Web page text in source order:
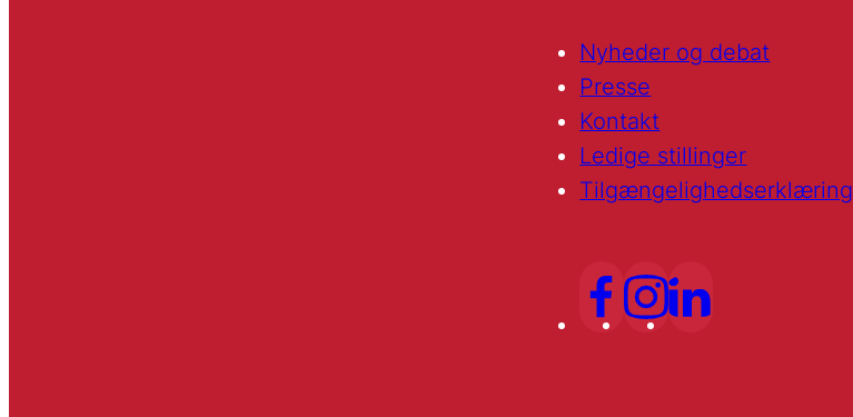
Nyheder og debat
Presse
Kontakt
Ledige stillinger
Tilgængelighedserklæring